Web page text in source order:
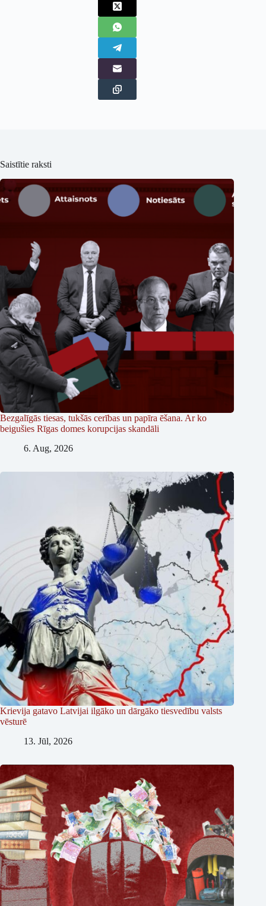
Saistītie raksti
Bezgalīgās tiesas, tukšās cerības un papīra ēšana. Ar ko
beigušies Rīgas domes korupcijas skandāli
6. Aug, 2026
Krievija gatavo Latvijai ilgāko un dārgāko tiesvedību valsts
vēsturē
13. Jūl, 2026